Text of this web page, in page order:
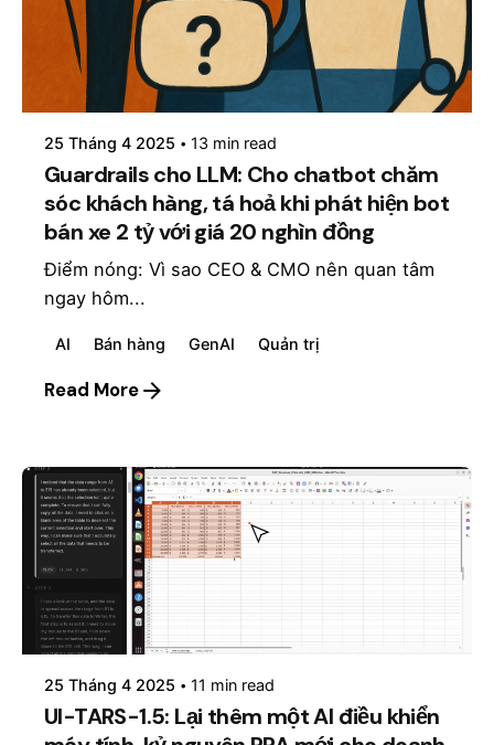
Posted by
mosyai
25 Tháng 4 2025 13 min read
Guardrails cho LLM: Cho chatbot chăm
sóc khách hàng, tá hoả khi phát hiện bot
bán xe 2 tỷ với giá 20 nghìn đồng
Điểm nóng: Vì sao CEO & CMO nên quan tâm
ngay hôm...
AI Bán hàng GenAI Quản trị
Read More
Posted by
mosyai
25 Tháng 4 2025 11 min read
UI-TARS-1.5: Lại thêm một AI điều khiển